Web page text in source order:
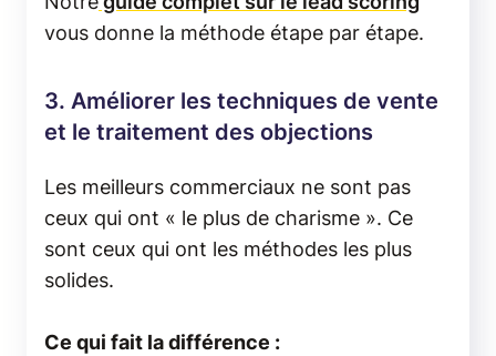
vous donne la méthode étape par étape.
3. Améliorer les techniques de vente
et le traitement des objections
Les meilleurs commerciaux ne sont pas
ceux qui ont « le plus de charisme ». Ce
sont ceux qui ont les méthodes les plus
solides.
Ce qui fait la différence :